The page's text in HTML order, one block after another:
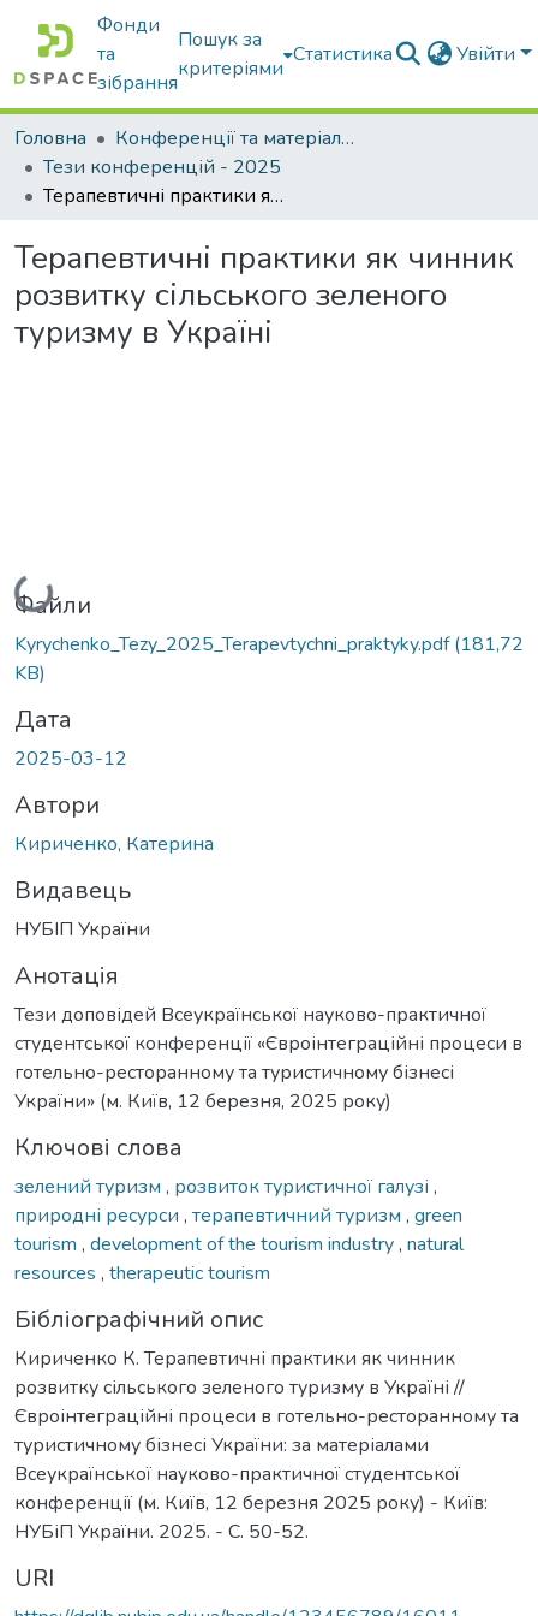
Фонди
та
зібрання
Пошук за
критеріями
Статистика Увійти
Головна
Конференції та матеріали конференцій
Тези конференцій - 2025
Терапевтичні практики як чинник розвитку сільського зеленого туризму в Україні
Терапевтичні практики як чинник
розвитку сільського зеленого
туризму в Україні
Вантажиться...
Файли
Kyrychenko_Tezy_2025_Terapevtychni_praktyky.pdf(181,72
KB)
Дата
2025-03-12
Автори
Кириченко, Катерина
Видавець
НУБІП України
Анотація
Тези доповідей Всеукраїнської науково-практичної
студентської конференції «Євроінтеграційні процеси в
готельно-ресторанному та туристичному бізнесі
України» (м. Київ, 12 березня, 2025 року)
Ключові слова
зелений туризм , розвиток туристичної галузі ,
природні ресурси , терапевтичний туризм , green
tourism , development of the tourism industry, natural
resources , therapeutic tourism
Бібліографічний опис
Кириченко К. Терапевтичні практики як чинник
розвитку сільського зеленого туризму в Україні //
Євроінтеграційні процеси в готельно-ресторанному та
туристичному бізнесі України: за матеріалами
Всеукраїнської науково-практичної студентської
конференції (м. Київ, 12 березня 2025 року) - Київ:
НУБіП України. 2025. - С. 50-52.
URI